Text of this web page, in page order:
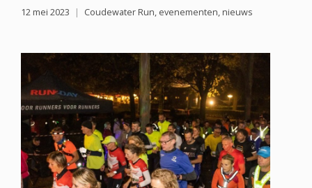
12 mei 2023 Coudewater Run, evenementen, nieuws